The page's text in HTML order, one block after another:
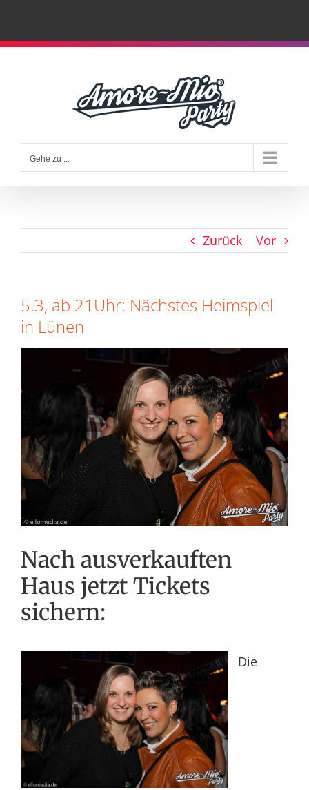
Zum
Gehe zu ...
Zurück Vor
5.3, ab 21Uhr: Nächstes Heimspiel
in Lünen
Bild
Nach ausverkauften
Haus jetzt Tickets
sichern:
Die